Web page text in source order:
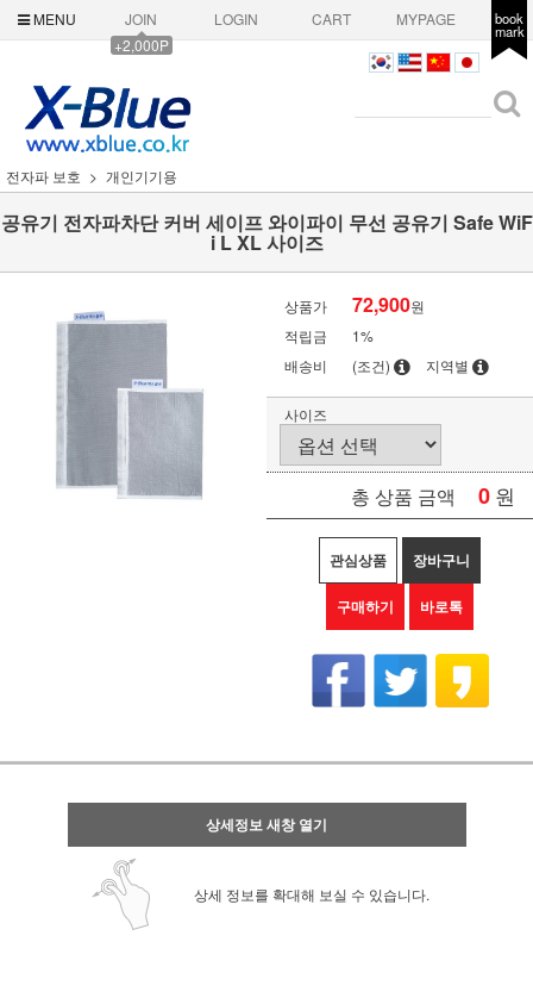
MENU
JOIN
+2,000P
LOGIN CART MYPAGE book
mark
전자파 보호 개인기기용
공유기 전자파차단 커버 세이프 와이파이 무선 공유기 Safe WiF
i L XL 사이즈
상품가 72,900원
적립금
1%
배송비
(조건) 지역별
사이즈
총 상품 금액 0 원
관심상품 장바구니
구매하기 바로톡
상세정보 새창 열기
상세 정보를 확대해 보실 수 있습니다.